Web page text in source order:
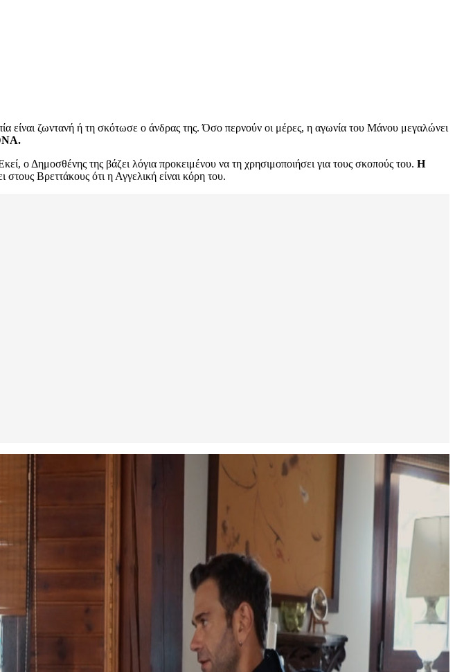
είναι ζωντανή ή τη σκότωσε ο άνδρας της. Όσο περνούν οι μέρες, η αγωνία του Μάνου μεγαλώνει
ο Δημοσθένης της βάζει λόγια προκειμένου να τη χρησιμοποιήσει για τους σκοπούς του. Η
Βρεττάκους ότι η Αγγελική είναι κόρη του.